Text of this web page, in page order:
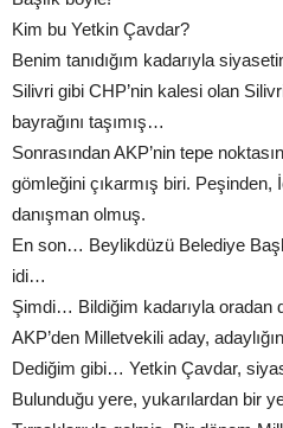
Kim bu Yetkin Çavdar?
Benim tanıdığım kadarıyla
Silivri gibi CHP’nin kalesi olan
bayrağını taşımış…
Sonrasından AKP’nin tepe
gömleğini çıkarmış biri. Peşinden,
danışman olmuş.
En son… Beylikdüzü Belediye
idi…
Şimdi… Bildiğim kadarıyla oradan
AKP’den Milletvekili aday,
Dediğim gibi… Yetkin Çavdar,
Bulunduğu yere, yukarılardan bir